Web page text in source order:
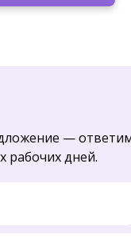
—
рабочих дней.